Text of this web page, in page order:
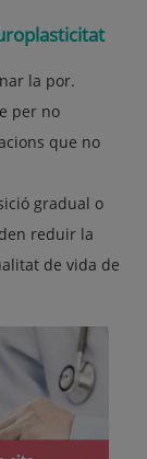
la por.
per no
que no
gradual o
reduir la
de vida de